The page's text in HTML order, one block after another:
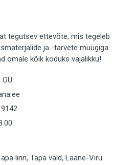
(1029)
(15)
tegutsev ettevõte, mis tegeleb
ja -tarvete müügiga.
omale kõik koduks vajalikku!
linn, Tapa vald, Lääne-Viru